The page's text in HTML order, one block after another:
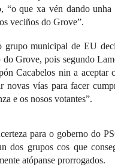
“o que xa vén dando
veciños do Grove”.
municipal de EU
Grove, pois segundo
Cacabelos nin a aceptar
novas vías para facer
e os nosos votantes”.
para o goberno do
dos grupos cos que
atópanse prorrogados.